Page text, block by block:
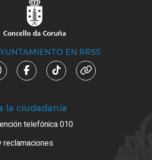
EN RRSS
la ciudadanía
telefónica 010
reclamaciones